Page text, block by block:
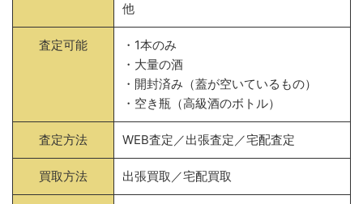
他
査定可能
・1本のみ
・大量の酒
・開封済み（蓋が空いているもの）
・空き瓶（高級酒のボトル）
査定方法 WEB査定／出張査定／宅配査定
買取方法 出張買取／宅配買取